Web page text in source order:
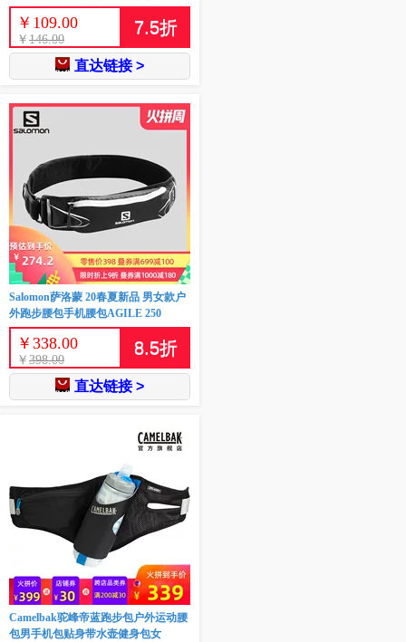
￥ 109.00
￥ 146.00
7.5折
直达链接 >
Salomon萨洛蒙 20春夏新品 男女款户
外跑步腰包手机腰包AGILE 250
￥ 338.00
￥ 398.00
8.5折
直达链接 >
Camelbak驼峰帝蓝跑步包户外运动腰
包男手机包贴身带水壶健身包女